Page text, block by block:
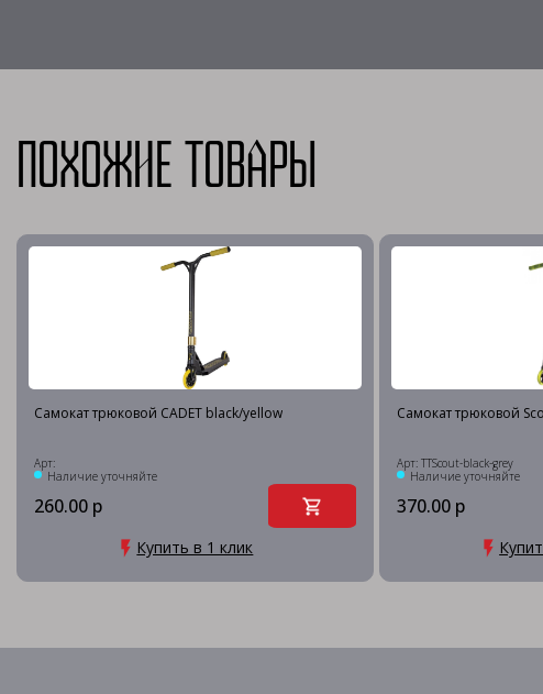
Похожие товары
Самокат трюковой CADET black/yellow
Арт:
Наличие уточняйте
260.00 р
Купить в 1 клик
Самокат трюковой
Арт: TTScout-black-grey
Наличие уточняйте
370.00 р